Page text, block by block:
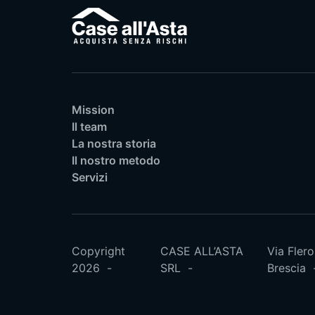
Mission
Il team
La nostra storia
Il nostro metodo
Servizi
Copyright
2026
CASE ALL’ASTA
SRL
Via
Brescia